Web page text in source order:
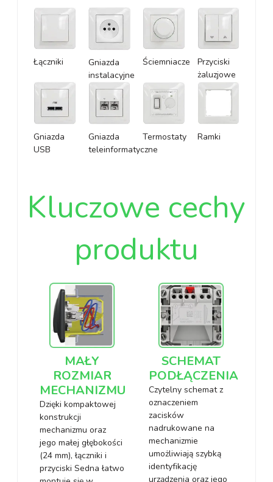
Łączniki
Gniazda
instalacyjne
Ściemniacze
Przyciski
żaluzjowe
Gniazda
USB
Gniazda
teleinformatyczne
Termostaty Ramki
Kluczowe cechy
produktu
MAŁY
ROZMIAR
MECHANIZMU
Dzięki kompaktowej
konstrukcji
mechanizmu oraz
jego małej głębokości
(24 mm), łączniki i
przyciski Sedna łatwo
SCHEMAT
PODŁĄCZENIA
Czytelny schemat z
oznaczeniem
zacisków
nadrukowane na
mechanizmie
umożliwiają szybką
identyfikację
urządzenia oraz jego